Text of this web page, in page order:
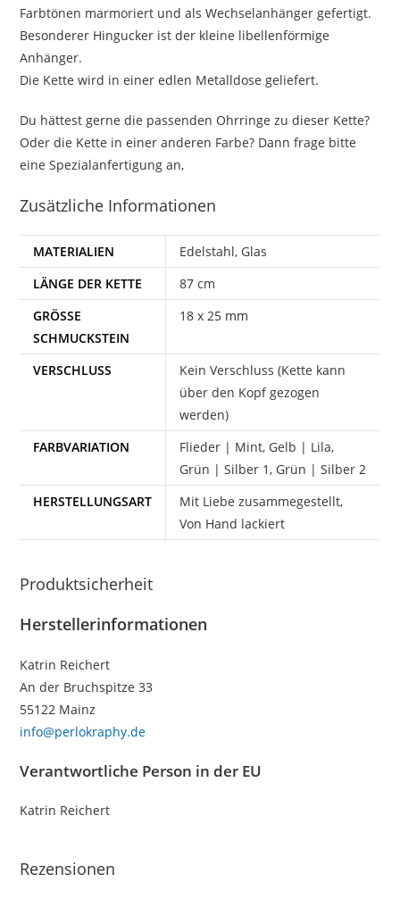
Farbtönen marmoriert und als Wechselanhänger gefertigt.
Besonderer Hingucker ist der kleine libellenförmige
Anhänger.
Die Kette wird in einer edlen Metalldose geliefert.
Du hättest gerne die passenden Ohrringe zu dieser Kette?
Oder die Kette in einer anderen Farbe? Dann frage bitte
eine Spezialanfertigung an,
Zusätzliche Informationen
MATERIALIEN
Edelstahl, Glas
LÄNGE DER KETTE
87 cm
GRÖSSE S
CHMUCKSTEIN
18 x 25 mm
VERSCHLUSS
Kein Verschluss (Kette kann
über den Kopf gezogen
werden)
FARBVARIATION
Flieder | Mint, Gelb | Lila,
Grün | Silber 1, Grün | Silber 2
HERSTELLUNGSART
Mit Liebe zusammegestellt,
Von Hand lackiert
Produktsicherheit
Herstellerinformationen
Katrin Reichert
An der Bruchspitze 33
55122 Mainz
info@perlokraphy.de
Verantwortliche Person in der EU
Katrin Reichert
Rezensionen